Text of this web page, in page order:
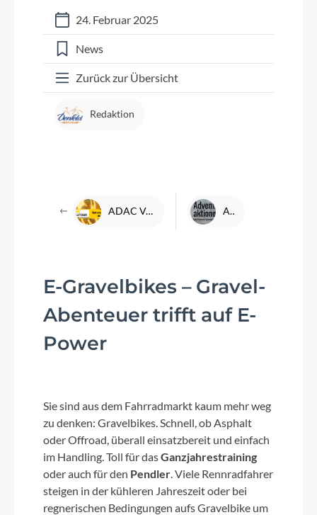
24. Februar 2025
News
Zurück zur Übersicht
Redaktion
ADAC Velotour: Startunterlagen-Abholung und mehr bei DENFELD Adventsaktionen
E-Gravelbikes – Gravel-
Abenteuer trifft auf E-
Power
Sie sind aus dem Fahrradmarkt kaum mehr weg
zu denken: Gravelbikes. Schnell, ob Asphalt
oder Offroad, überall einsatzbereit und einfach
im Handling. Toll für dasGanzjahrestraining
oder auch für den Pendler . Viele Rennradfahrer
steigen in der kühleren Jahreszeit oder bei
regnerischen Bedingungen aufs Gravelbike um